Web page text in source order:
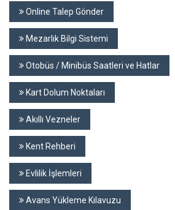
Online Talep Gönder
Mezarlık Bilgi Sistemi
Otobüs / Minibüs Saatleri ve Hatlar
Kart Dolum Noktaları
Akıllı Vezneler
Kent Rehberi
Evlilik İşlemleri
Avans Yükleme Kılavuzu